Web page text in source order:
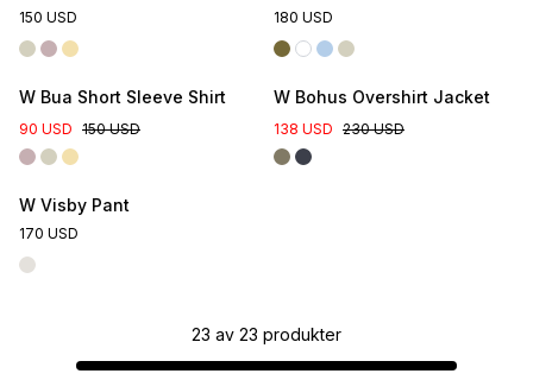
150 USD 180 USD
W Bua Short Sleeve Shirt
90 USD 150 USD
W Bohus Overshirt Jacket
138 USD 230 USD
W Visby Pant
170 USD
23 av 23 produkter